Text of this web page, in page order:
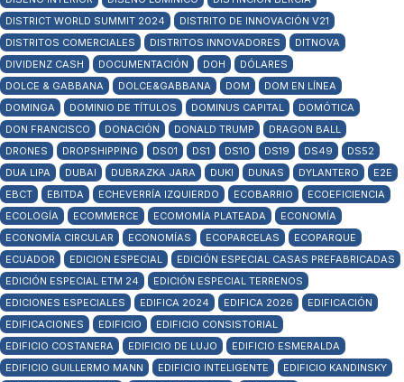
DISTRICT WORLD SUMMIT 2024
DISTRITO DE INNOVACIÓN V21
DISTRITOS COMERCIALES
DISTRITOS INNOVADORES
DITNOVA
DIVIDENZ CASH
DOCUMENTACIÓN DOH
DÓLARES
DOLCE & GABBANA
DOLCE&GABBANA DOM
DOM EN LÍNEA
DOMINGA
DOMINIO DE TÍTULOS DOMINUS CAPITAL
DOMÓTICA
DON FRANCISCO
DONACIÓN DONALD TRUMP
DRAGON BALL
DRONES
DROPSHIPPING DS01 DS1 DS10 DS19 DS49
DS52
DUA LIPA
DUBAI DUBRAZKA JARA DUKI DUNAS DYLANTERO
E2E
EBCT
EBITDA ECHEVERRÍA IZQUIERDO ECOBARRIO
ECOEFICIENCIA
ECOLOGÍA
ECOMMERCE ECOMOMÍA PLATEADA
ECONOMÍA
ECONOMÍA CIRCULAR
ECONOMÍAS ECOPARCELAS
ECOPARQUE
ECUADOR
EDICION ESPECIAL
EDICIÓN ESPECIAL CASAS PREFABRICADAS
EDICIÓN ESPECIAL ETM 24
EDICIÓN ESPECIAL TERRENOS
EDICIONES ESPECIALES
EDIFICA 2024 EDIFICA 2026
EDIFICACIÓN
EDIFICACIONES
EDIFICIO
EDIFICIO CONSISTORIAL
EDIFICIO COSTANERA
EDIFICIO DE LUJO
EDIFICIO ESMERALDA
EDIFICIO GUILLERMO MANN
EDIFICIO INTELIGENTE
EDIFICIO KANDINSKY